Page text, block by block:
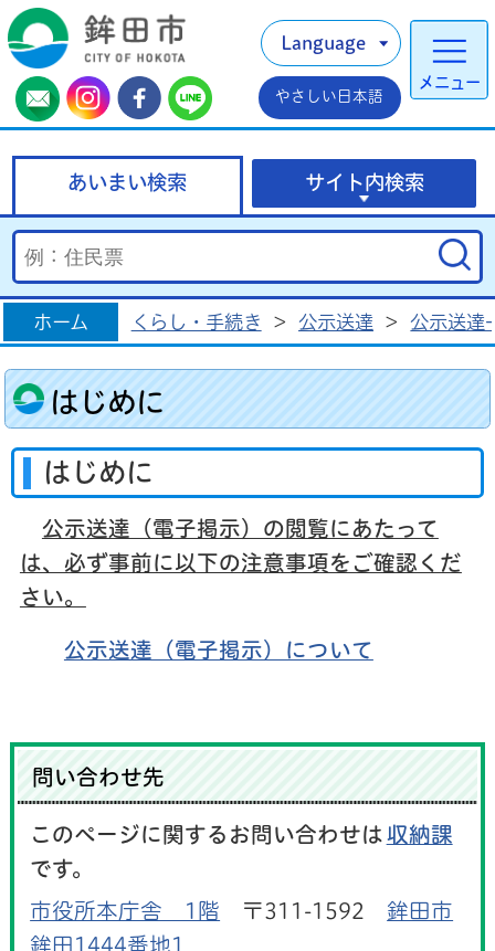
メニュー
Language
やさしい日本語
あいまい検索 サイト内検索
ホーム くらし・手続き > 公示送達 > 公示送達
はじめに
はじめに
公示送達（電子掲示）の閲覧にあたって
は、必ず事前に以下の注意事項をご確認くだ
さい。
公示送達（電子掲示）について
問い合わせ先
このページに関するお問い合わせは 収納課
です。
市役所本庁舎 1階 〒311-1592 鉾田市
鉾田1444番地1